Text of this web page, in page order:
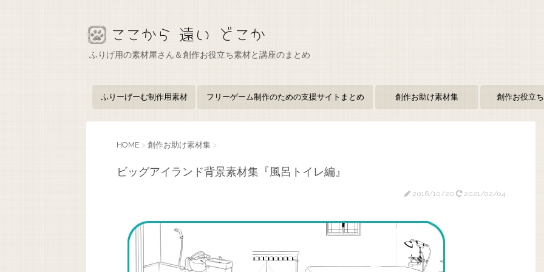
ふりげ用の素材屋さん＆創作お役立ち素材と講座のまとめ
ふりーげーむ制作用素材 フリーゲーム制作のための支援サイトまとめ 創作お助け素材集 創作お役立
HOME > 創作お助け素材集 >
ビッグアイランド背景素材集『風呂トイレ編』
2016/10/20 2021/02/04